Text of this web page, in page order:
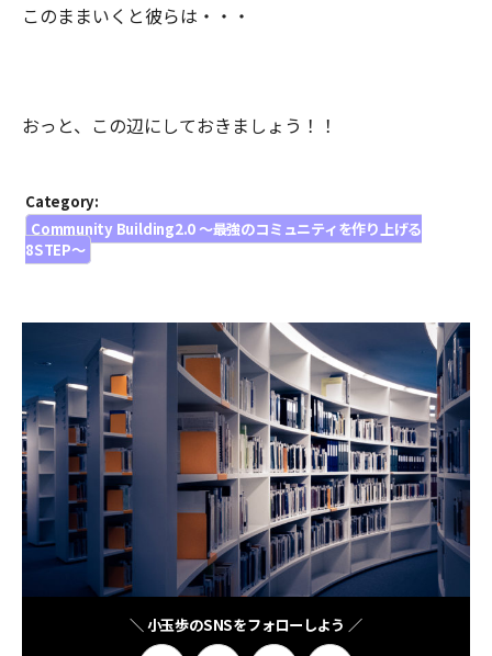
このままいくと彼らは・・・
おっと、この辺にしておきましょう！！
Category:
Community Building2.0 〜最強のコミュニティを作り上げる
8STEP〜
＼ 小玉歩のSNSをフォローしよう ／